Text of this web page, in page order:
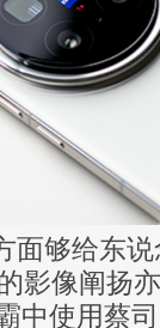
面够给东
影像阐扬
中使用蔡